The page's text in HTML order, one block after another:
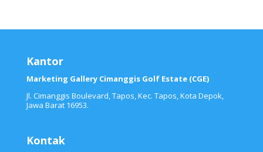
Kantor
Marketing Gallery Cimanggis Golf Estate (CGE)
Jl. Cimanggis Boulevard, Tapos, Kec. Tapos, Kota Depok,
Jawa Barat 16953.
Kontak